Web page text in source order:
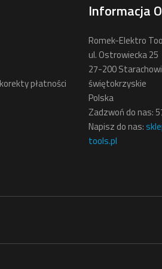
płatności
Informacja
Romek-Elektro
ul. Ostrowiecka 25
27-200
świętokrzyskie
Polska
Zadzwoń do nas:
Napisz do nas:
tools.pl